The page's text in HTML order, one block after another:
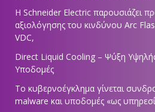
Η Schneider Electric παρουσιάζει
αξιολόγησης του κινδύνου Arc
VDC,
Direct Liquid Cooling – Ψύξη
Υποδομές
Το κυβερνοέγκλημα γίνεται
malware και υποδομές «ως